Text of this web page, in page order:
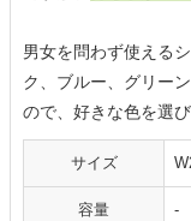
男女を問わず使える
ク、ブルー、グリー
ので、好きな色を選び
サイズ
容量 -